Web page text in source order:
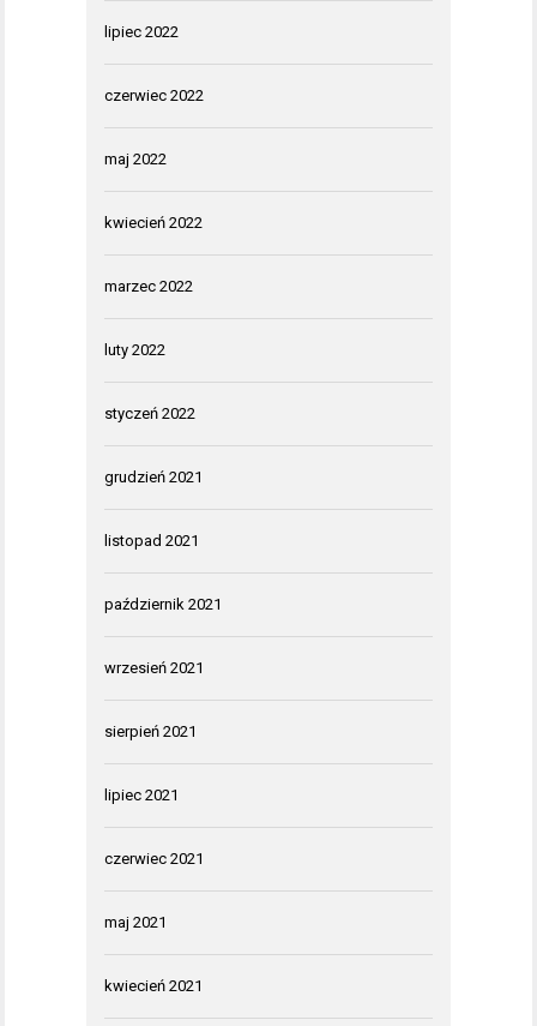
lipiec 2022
czerwiec 2022
maj 2022
kwiecień 2022
marzec 2022
luty 2022
styczeń 2022
grudzień 2021
listopad 2021
październik 2021
wrzesień 2021
sierpień 2021
lipiec 2021
czerwiec 2021
maj 2021
kwiecień 2021